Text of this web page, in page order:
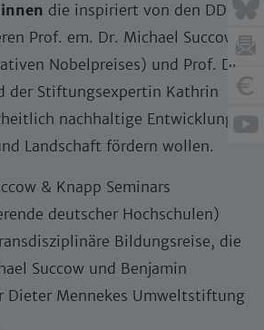
die inspiriert von den DDR-
Prof. em. Dr. Michael Succow
Nobelpreises) und Prof. Dr.
der Stiftungsexpertin Kathrin
nachhaltige Entwicklung
Landschaft fördern wollen.
& Knapp Seminars
deutscher Hochschulen)
Bildungsreise, die
Succow und Benjamin
Dieter Mennekes Umweltstiftung